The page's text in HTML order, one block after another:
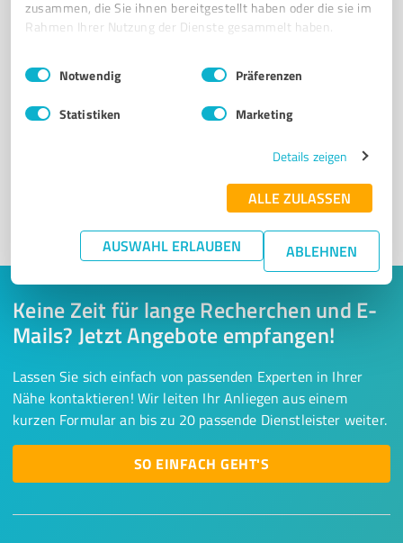
zusammen, die Sie ihnen bereitgestellt haben oder die sie im
Rahmen Ihrer Nutzung der Dienste gesammelt haben.
Impressum Datenschutzbestimmungen
Einwilligungsauswahl
Notwendig Präferenzen
Statistiken Marketing
Details zeigen
ALLE ZULASSEN
AUSWAHL ERLAUBEN ABLEHNEN
Sie möchten auch hier gelistet werden?
Keine Zeit für lange Recherchen und E-
Mails? Jetzt Angebote empfangen!
Lassen Sie sich einfach von passenden Experten in Ihrer
Nähe kontaktieren! Wir leiten Ihr Anliegen aus einem
kurzen Formular an bis zu 20 passende Dienstleister weiter.
SO EINFACH GEHT'S